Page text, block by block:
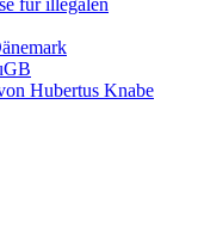
für illegalen
Hubertus Knabe